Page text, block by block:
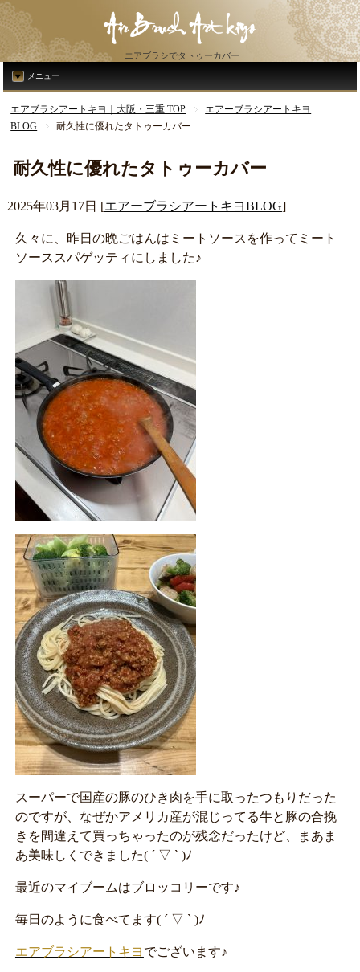
エアブラシでタトゥーカバー
メニュー
エアブラシアートキヨ｜大阪・三重 TOP
エアーブラシアートキヨ
BLOG
耐久性に優れたタトゥーカバー
耐久性に優れたタトゥーカバー
2025年03月17日 [エアーブラシアートキヨBLOG]
久々に、昨日の晩ごはんはミートソースを作ってミート
ソーススパゲッティにしました♪
スーパーで国産の豚のひき肉を手に取ったつもりだった
のですが、なぜかアメリカ産が混じってる牛と豚の合挽
きを間違えて買っちゃったのが残念だったけど、まあま
あ美味しくできました( ´ ▽ ` )ﾉ
最近のマイブームはブロッコリーです♪
毎日のように食べてます( ´ ▽ ` )ﾉ
エアブラシアートキヨ でございます♪